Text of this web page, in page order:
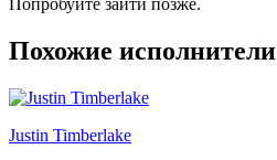
Похожие исполнители
Justin Timberlake